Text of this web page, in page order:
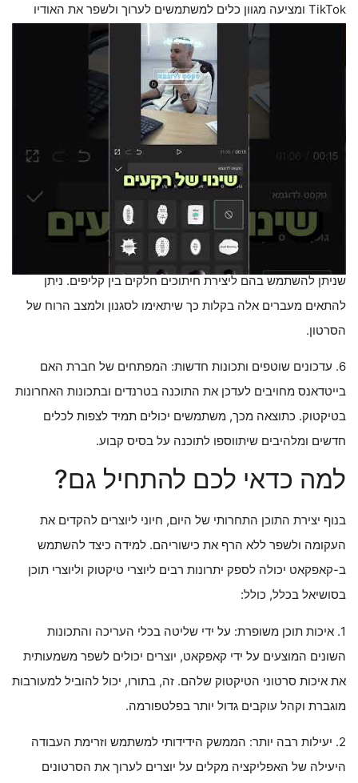
TikTok ומציעה מגוון כלים למשתמשים לערוך ולשפר את האודיו
שלהם. משתמשים יכולים להוסיף מוסיקה, אפקטים קוליים ואפילו
להקליט קריינות כדי להפוך את הסרטונים שלהם למרתקים ומבדרים
4. אפקטים ומסננים ייחודיים: אחת התכונות הבולטות של קאפקאט
היא ספריית האפקטים והמסננים הייחודיים שניתן להחיל על
סרטונים. אפקטים אלה עוזרים ליוצרים לבלוט מעל כולם ולהעניק
לתוכן שלהם מראה ותחושה ייחודיים.
5. מעברים הניתנים להתאמה אישית: בנוסף למגוון האפקטים הרחב
שלו, קאפקאט מציע גם מגוון מעברים הניתנים להתאמה אישית
שניתן להשתמש בהם ליצירת חיתוכים חלקים בין קליפים. ניתן
להתאים מעברים אלה בקלות כך שיתאימו לסגנון ולמצב הרוח של
הסרטון.
6. עדכונים שוטפים ותכונות חדשות: המפתחים של חברת האם
בייטדאנס מחויבים לעדכן את התוכנה בטרנדים ובתכונות האחרונות
בטיקטוק. כתוצאה מכך, משתמשים יכולים תמיד לצפות לכלים
חדשים ומלהיבים שיתווספו לתוכנה על בסיס קבוע.
למה כדאי לכם להתחיל גם?
בנוף יצירת התוכן התחרותי של היום, חיוני ליוצרים להקדים את
העקומה ולשפר ללא הרף את כישוריהם. למידה כיצד להשתמש
ב-קאפקאט יכולה לספק יתרונות רבים ליוצרי טיקטוק וליוצרי תוכן
בסושיאל בכלל, כולל:
1. איכות תוכן משופרת: על ידי שליטה בכלי העריכה והתכונות
השונים המוצעים על ידי קאפקאט, יוצרים יכולים לשפר משמעותית
את איכות סרטוני הטיקטוק שלהם. זה, בתורו, יכול להוביל למעורבות
מוגברת וקהל עוקבים גדול יותר בפלטפורמה.
2. יעילות רבה יותר: הממשק הידידותי למשתמש וזרימת העבודה
היעילה של האפליקציה מקלים על יוצרים לערוך את הסרטונים